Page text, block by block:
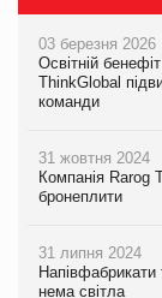
03 березня 2026
Освітній
ThinkGlobal
команди
31 жовтня 2024
Компанія Rarog
бронеплити
31 липня 2024
Напівфабрикати
нема світла